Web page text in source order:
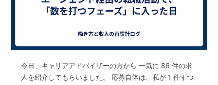
今日、キャリアアドバイザーの方から 一気に 86 件の求
人を紹介してもらいました。 応募自体は、私が 1 件ずつ